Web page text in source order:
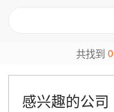
共找到0
感兴趣的公司